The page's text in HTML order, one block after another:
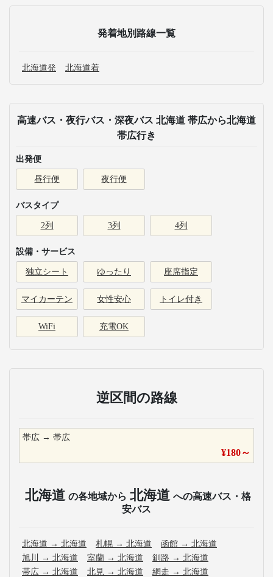
発着地別路線一覧
北海道発 北海道着
高速バス・夜行バス・深夜バス 北海道 帯広から北海道
帯広行き
出発便
昼行便 夜行便
バスタイプ
2列 3列 4列
設備・サービス
独立シート ゆったり 座席指定
マイカーテン 女性安心 トイレ付き
WiFi 充電OK
逆区間の路線
帯広 → 帯広
¥180～
北海道 の各地域から 北海道 への高速バス・格
安バス
北海道 → 北海道 札幌 → 北海道 函館 → 北海道
旭川
→ 北海道 室蘭 → 北海道 釧路 → 北海道
帯広 → 北海道 北見 → 北海道 網走 → 北海道